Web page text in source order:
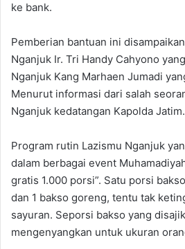
ke bank.
Pemberian bantuan ini
Nganjuk Ir. Tri Handy Cahyono
Nganjuk Kang Marhaen Jumadi
Menurut informasi dari salah
Nganjuk kedatangan Kapolda Jatim.
Program rutin Lazismu Nganjuk
dalam berbagai event
gratis 1.000 porsi”. Satu porsi
dan 1 bakso goreng, tentu tak
sayuran. Seporsi bakso yang
mengenyangkan untuk ukuran